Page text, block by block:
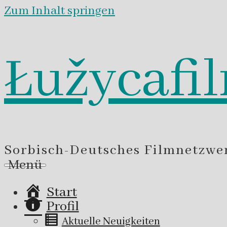
Zum Inhalt springen
Sorbisch-Deutsches
Menü
Start
Profil
Aktuelle Neuigkeiten